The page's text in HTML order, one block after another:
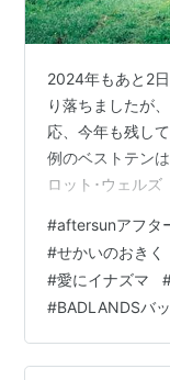
2024年もあと2
り落ちましたが
応、今年も残し
例のベストテン
ロット･ウェルズ
ュリ「ちひろさ
「怪物」是枝裕
三宅唱 「BAD
番で上記の10本
者に寄り添い、
さ…
#aftersunアフタ
#せかいのおきく
#愛にイナズマ
#BADLANDSバ